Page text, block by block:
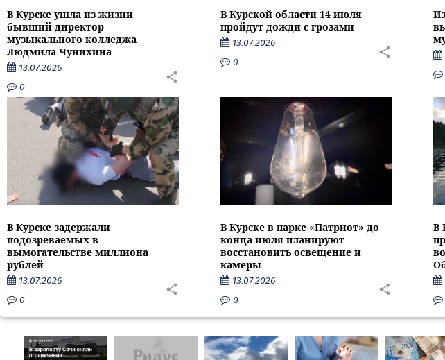
В Курске ушла из жизни
бывший директор
музыкального колледжа
Людмила Чунихина
13.07.2026
0
В Курской области 14 июля
пройдут дожди с грозами
13.07.2026
0
В Курске задержали
подозреваемых в
вымогательстве миллиона
рублей
13.07.2026
0
В Курске в парке «Патриот» до
конца июля планируют
восстановить освещение и
камеры
13.07.2026
0
В